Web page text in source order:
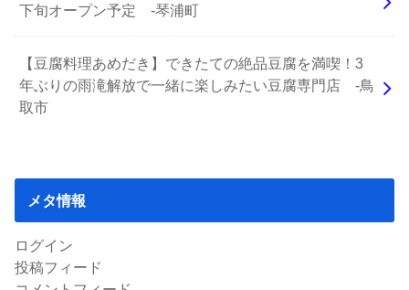
下旬オープン予定 -琴浦町
【豆腐料理あめだき】できたての絶品豆腐を満喫！3
年ぶりの雨滝解放で一緒に楽しみたい豆腐専門店 -鳥
取市
メタ情報
ログイン
投稿フィード